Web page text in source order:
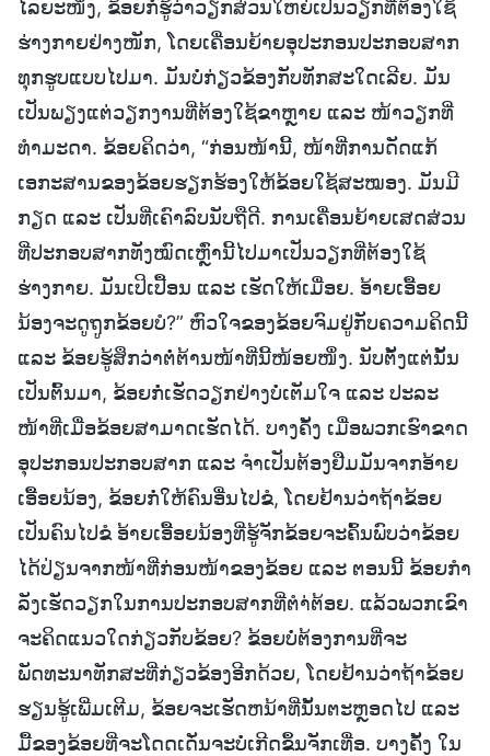
ໄລຍະໜຶ່ງ, ຂ້ອຍກໍ່ຮູ້ວ່າວຽກສ່ວນໃຫຍ່ເປັນວຽກທີ່ຕ້ອງໃຊ້
ຮ່າງກາຍຢ່າງໜັກ, ໂດຍເຄື່ອນຍ້າຍອຸປະກອນປະກອບສາກ
ທຸກຮູບແບບໄປມາ. ມັນບໍ່ກ່ຽວຂ້ອງກັບທັກສະໃດເລີຍ. ມັນ
ເປັນພຽງແຕ່ວຽກງານທີ່ຕ້ອງໃຊ້ຂາຫຼາຍ ແລະ ໜ້າວຽກທີ່
ທຳມະດາ. ຂ້ອຍຄິດວ່າ, “ກ່ອນໜ້ານີ້, ໜ້າທີ່ການດັດແກ້
ເອກະສານຂອງຂ້ອຍຮຽກຮ້ອງໃຫ້ຂ້ອຍໃຊ້ສະໝອງ. ມັນມີ
ກຽດ ແລະ ເປັນທີ່ເຄົາລົບນັບຖືດີ. ການເຄື່ອນຍ້າຍເສດສ່ວນ
ທີ່ປະກອບສາກທັງໝົດເຫຼົ່ານີ້ໄປມາເປັນວຽກທີ່ຕ້ອງໃຊ້
ຮ່າງກາຍ. ມັນເປິເປື້ອນ ແລະ ເຮັດໃຫ້ເມື່ອຍ. ອ້າຍເອື້ອຍ
ນ້ອງຈະດູຖູກຂ້ອຍບໍ?” ຫົວໃຈຂອງຂ້ອຍຈົມຢູ່ກັບຄວາມຄິດນີ້
ແລະ ຂ້ອຍຮູ້ສຶກວ່າຕໍ່ຕ້ານໜ້າທີ່ນີ້ໜ້ອຍໜຶ່ງ. ນັບຕັ້ງແຕ່ນັ້ນ
ເປັນຕົ້ນມາ, ຂ້ອຍກໍ່ເຮັດວຽກຢ່າງບໍ່ເຕັມໃຈ ແລະ ປະລະ
ໜ້າທີ່ເມື່ອຂ້ອຍສາມາດເຮັດໄດ້. ບາງຄັ້ງ ເມື່ອພວກເຮົາຂາດ
ອຸປະກອນປະກອບສາກ ແລະ ຈຳເປັນຕ້ອງຢືມມັນຈາກອ້າຍ
ເອື້ອຍນ້ອງ, ຂ້ອຍກໍ່ໃຫ້ຄົນອື່ນໄປຂໍ, ໂດຍຢ້ານວ່າຖ້າຂ້ອຍ
ເປັນຄົນໄປຂໍ ອ້າຍເອື້ອຍນ້ອງທີ່ຮູ້ຈັກຂ້ອຍຈະຄົ້ນພົບວ່າຂ້ອຍ
ໄດ້ປ່ຽນຈາກໜ້າທີ່ກ່ອນໜ້າຂອງຂ້ອຍ ແລະ ຕອນນີ້ ຂ້ອຍກໍາ
ລັງເຮັດວຽກໃນການປະກອບສາກທີ່ຕຳ່ຕ້ອຍ. ແລ້ວພວກເຂົາ
ຈະຄິດແນວໃດກ່ຽວກັບຂ້ອຍ? ຂ້ອຍບໍ່ຕ້ອງການທີ່ຈະ
ພັດທະນາທັກສະທີ່ກ່ຽວຂ້ອງອີກດ້ວຍ, ໂດຍຢ້ານວ່າຖ້າຂ້ອຍ
ຮຽນຮູ້ເພີ່ມເຕີມ, ຂ້ອຍຈະເຮັດຫນ້າທີ່ນັ້ນຕະຫຼອດໄປ ແລະ
ມື້ຂອງຂ້ອຍທີ່ຈະໂດດເດັ່ນຈະບໍ່ເກີດຂຶ້ນຈັກເທື່ອ. ບາງຄັ້ງ ໃນ